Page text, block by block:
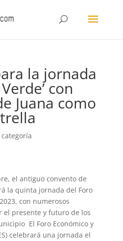
la jornada
con
Juana como
el antiguo convento de
la quinta jornada del Foro
con numerosos
el presente y futuro de los
El Foro Económico y
celebrará una jornada el